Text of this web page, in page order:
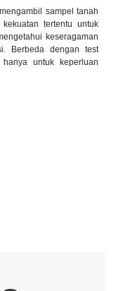
sampel tanah
tertentu untuk
keseragaman
Berbeda dengan test
untuk keperluan